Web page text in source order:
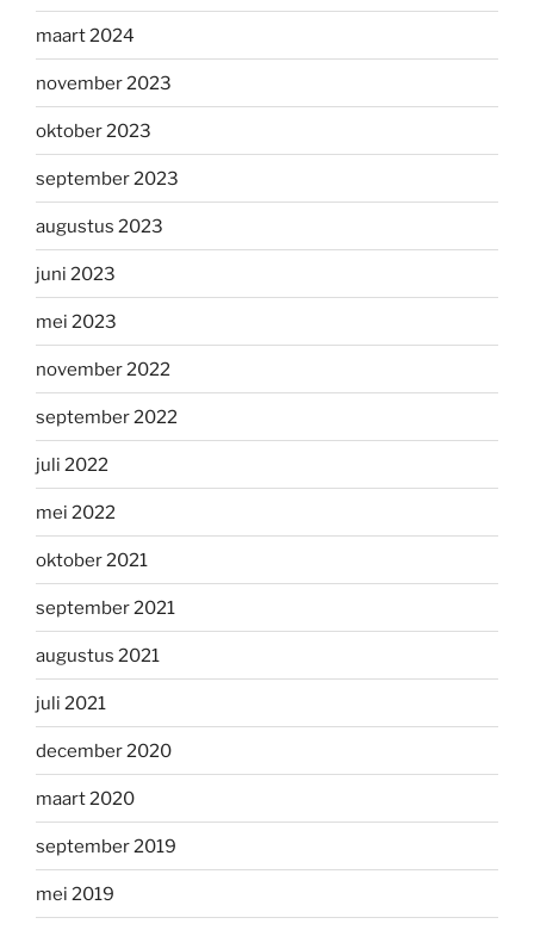
maart 2024
november 2023
oktober 2023
september 2023
augustus 2023
juni 2023
mei 2023
november 2022
september 2022
juli 2022
mei 2022
oktober 2021
september 2021
augustus 2021
juli 2021
december 2020
maart 2020
september 2019
mei 2019